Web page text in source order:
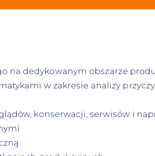
na dedykowanym obszarze
w zakresie analizy
konserwacji, serwisów i